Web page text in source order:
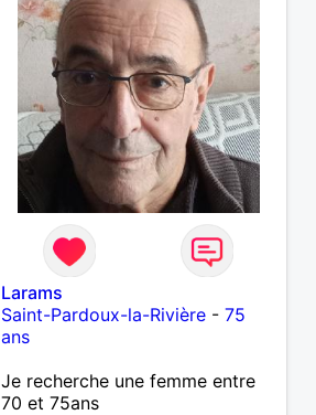
Larams
Saint-Pardoux-la-Rivière -75
ans
Je recherche une femme entre
70 et 75ans